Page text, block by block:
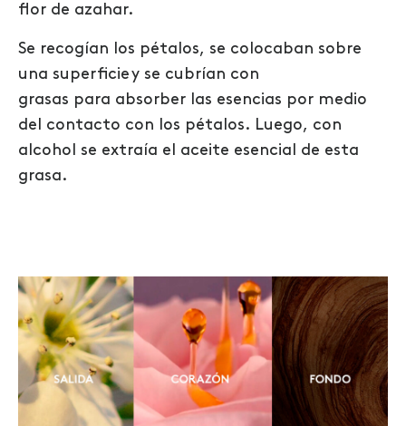
flor de azahar.
Se recogían los pétalos, se colocaban sobre
una superficiey se cubrían con
grasas para absorber las esencias por medio
del contacto con los pétalos. Luego, con
alcohol se extraía el aceite esencial de esta
grasa.